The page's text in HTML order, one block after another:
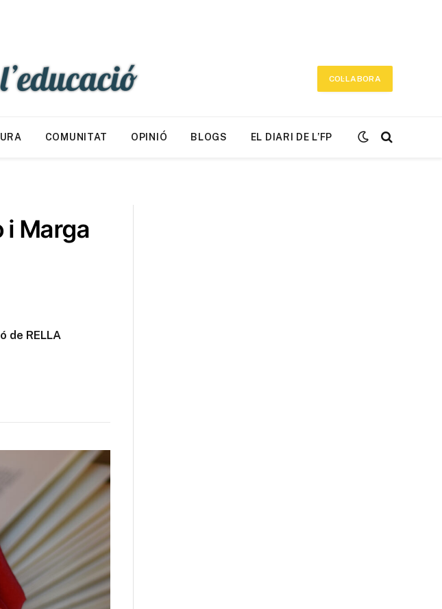
COL·LABORA
COMUNITAT OPINIÓ BLOGS EL DIARI DE L’FP
i Marga
de RELLA